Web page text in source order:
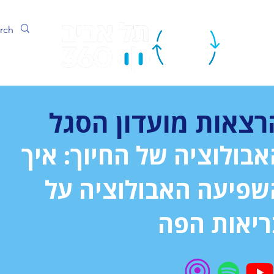
מועדון הסגל
של החיוך: איך
האבולוציה על
הפה